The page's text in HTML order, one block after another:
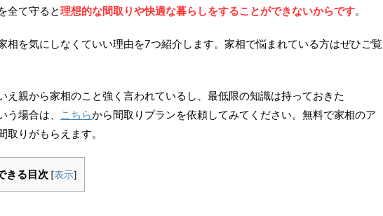
全て守ると理想的な間取りや快適な暮らしをすることができないからです。
相を気にしなくていい理由を7つ紹介します。家相で悩まれている方はぜひご覧
え親から家相のこと強く言われているし、最低限の知識は持っておきた
う場合は、
こちらから間取りプランを依頼してみてください。無料で家相のア
取りがもらえます。
きる目次 [表示]